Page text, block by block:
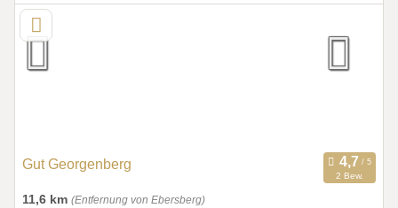
Gut Georgenberg
2 Bew.
11,6 km (Entfernung von Ebersberg)